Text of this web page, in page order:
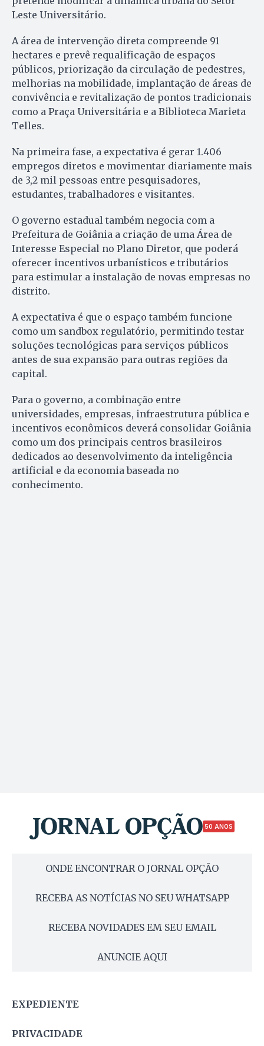
Leste Universitário.
A área de intervenção direta compreende 91
hectares e prevê requalificação de espaços
públicos, priorização da circulação de pedestres,
melhorias na mobilidade, implantação de áreas de
convivência e revitalização de pontos tradicionais
como a Praça Universitária e a Biblioteca Marieta
Telles.
Na primeira fase, a expectativa é gerar 1.406
empregos diretos e movimentar diariamente mais
de 3,2 mil pessoas entre pesquisadores,
estudantes, trabalhadores e visitantes.
O governo estadual também negocia com a
Prefeitura de Goiânia a criação de uma Área de
Interesse Especial no Plano Diretor, que poderá
oferecer incentivos urbanísticos e tributários
para estimular a instalação de novas empresas no
distrito.
A expectativa é que o espaço também funcione
como um sandbox regulatório, permitindo testar
soluções tecnológicas para serviços públicos
antes de sua expansão para outras regiões da
capital.
Para o governo, a combinação entre
universidades, empresas, infraestrutura pública e
incentivos econômicos deverá consolidar Goiânia
como um dos principais centros brasileiros
dedicados ao desenvolvimento da inteligência
artificial e da economia baseada no
conhecimento.
50 ANOS
ONDE ENCONTRAR O JORNAL OPÇÃO
RECEBA AS NOTÍCIAS NO SEU WHATSAPP
RECEBA NOVIDADES EM SEU EMAIL
ANUNCIE AQUI
EXPEDIENTE
PRIVACIDADE